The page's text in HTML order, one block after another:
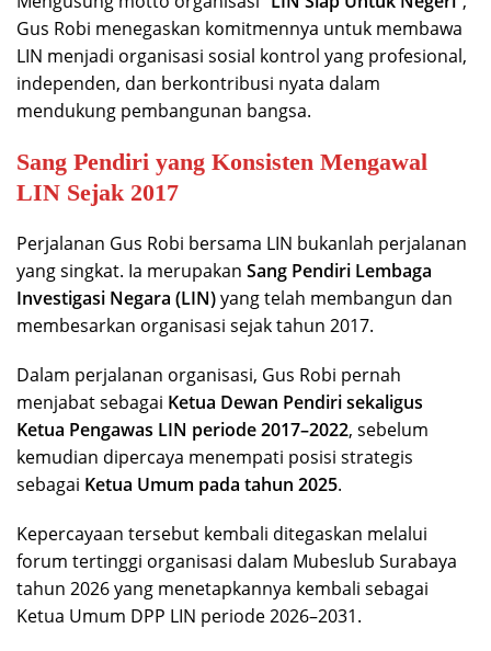
Gus Robi menegaskan komitmennya untuk membawa
LIN menjadi organisasi sosial kontrol yang profesional,
independen, dan berkontribusi nyata dalam
mendukung pembangunan bangsa.
Sang Pendiri yang Konsisten Mengawal
LIN Sejak 2017
Perjalanan Gus Robi bersama LIN bukanlah perjalanan
yang singkat. Ia merupakan Sang Pendiri Lembaga
Investigasi Negara (LIN)yang telah membangun dan
membesarkan organisasi sejak tahun 2017.
Dalam perjalanan organisasi, Gus Robi pernah
menjabat sebagai Ketua Dewan Pendiri sekaligus
Ketua Pengawas LIN periode 2017–2022, sebelum
kemudian dipercaya menempati posisi strategis
sebagai Ketua Umum pada tahun 2025.
Kepercayaan tersebut kembali ditegaskan melalui
forum tertinggi organisasi dalam Mubeslub Surabaya
tahun 2026 yang menetapkannya kembali sebagai
Ketua Umum DPP LIN periode 2026–2031.